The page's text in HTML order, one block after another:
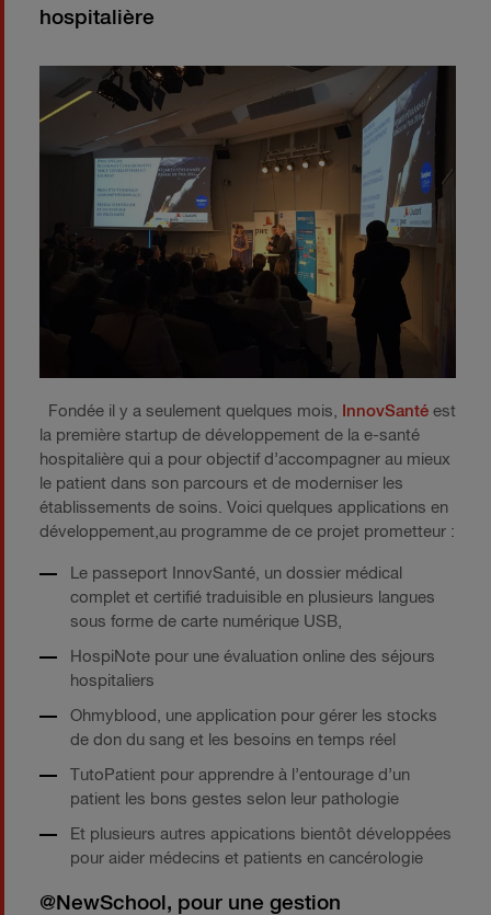
hospitalière
Fondée il y a seulement quelques mois, InnovSanté est
la première startup de développement de la e-santé
hospitalière qui a pour objectif d’accompagner au mieux
le patient dans son parcours et de moderniser les
établissements de soins. Voici quelques applications en
développement,au programme de ce projet prometteur :
Le passeport InnovSanté, un dossier médical
complet et certifié traduisible en plusieurs langues
sous forme de carte numérique USB,
HospiNote pour une évaluation online des séjours
hospitaliers
Ohmyblood, une application pour gérer les stocks
de don du sang et les besoins en temps réel
TutoPatient pour apprendre à l’entourage d’un
patient les bons gestes selon leur pathologie
Et plusieurs autres appications bientôt développées
pour aider médecins et patients en cancérologie
@NewSchool, pour une gestion